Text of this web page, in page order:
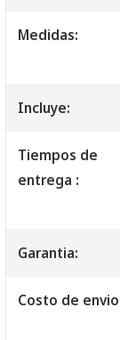
Medidas:
Incluye:
Tiempos de
entrega :
Garantia:
Costo de